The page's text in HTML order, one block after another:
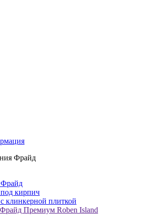
Фрайд
Фрайд
кирпич
клинкерной плиткой
Премиум Roben Island